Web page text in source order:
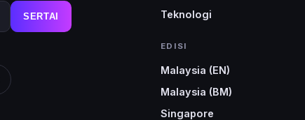
SERTAI
Teknologi
EDISI
Malaysia (EN)
Malaysia (BM)
Singapore